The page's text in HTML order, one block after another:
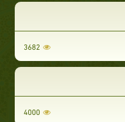
3682
4000